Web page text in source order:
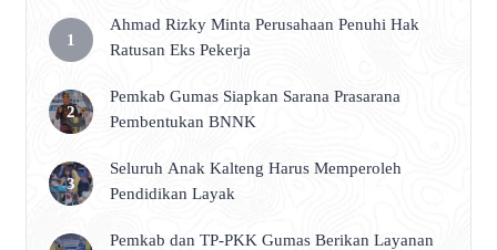
Ahmad Rizky Minta Perusahaan Penuhi Hak
Ratusan Eks Pekerja
Pemkab Gumas Siapkan Sarana Prasarana
Pembentukan BNNK
Seluruh Anak Kalteng Harus Memperoleh
Pendidikan Layak
Pemkab dan TP-PKK Gumas Berikan Layanan